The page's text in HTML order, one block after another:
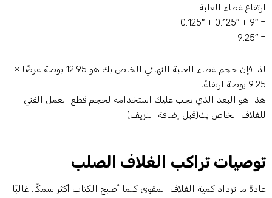
غطاء العلبة
لذا فإن حجم غطاء العلبة النهائي الخاص بك هو 12.95 بوصة عرضًا ×
ارتفاعًا.
هو البعد الذي يجب عليك استخدامه لحجم قطع العمل الفني
الخاص بك(قبل إضافة النزيف).
تراكب الغلاف الصلب
ما تزداد كمية الغلاف المقوى كلما أصبح الكتاب أكثر سمكًا. غالبًا